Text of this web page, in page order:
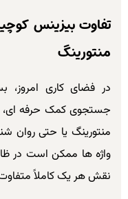
تفاوت بیزینس
منتورینگ
در فضای کاری امروز،
جستجوی کمک حرفه ای،
منتورینگ یا حتی روان
واژه ها ممکن است در
نقش هر یک کاملاً